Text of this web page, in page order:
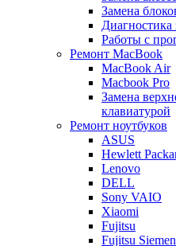
Замена
Диагностика
Работы с
Ремонт MacBook
MacBook Air
Macbook Pro
Замена
клавиатурой
Ремонт ноутбуков
ASUS
Hewlett
Lenovo
DELL
Sony VAIO
Xiaomi
Fujitsu
Fujitsu